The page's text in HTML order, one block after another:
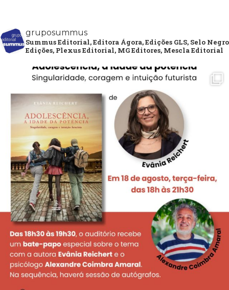
gruposummus
Summus Editorial, Editora Ágora, Edições GLS, Selo Negro
Edições, Plexus Editorial, MG Editores, Mescla Editorial